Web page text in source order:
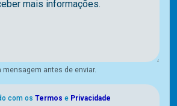
antes de enviar.
com os Termos e Privacidade